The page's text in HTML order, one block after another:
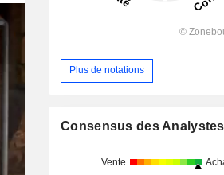
Plus de notations
Consensus des Analystes
Vente